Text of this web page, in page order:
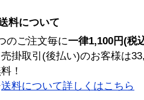
料について
のご注文毎に一律1,100円(税
掛取引(後払い)のお客様は
！
送料について詳しくはこちら